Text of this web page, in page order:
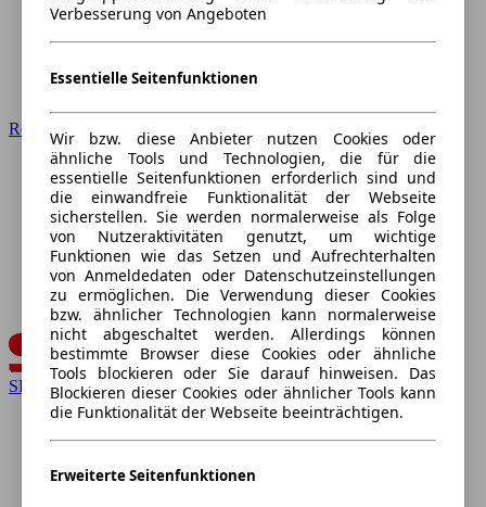
Renault
SEAT
Verbesserung von Angeboten
Essentielle Seitenfunktionen
Wir bzw. diese Anbieter nutzen Cookies oder
ähnliche Tools und Technologien, die für die
essentielle Seitenfunktionen erforderlich sind und
die einwandfreie Funktionalität der Webseite
sicherstellen. Sie werden normalerweise als Folge
von Nutzeraktivitäten genutzt, um wichtige
Funktionen wie das Setzen und Aufrechterhalten
von Anmeldedaten oder Datenschutzeinstellungen
zu ermöglichen. Die Verwendung dieser Cookies
bzw. ähnlicher Technologien kann normalerweise
nicht abgeschaltet werden. Allerdings können
bestimmte Browser diese Cookies oder ähnliche
Tools blockieren oder Sie darauf hinweisen. Das
Blockieren dieser Cookies oder ähnlicher Tools kann
die Funktionalität der Webseite beeinträchtigen.
Erweiterte Seitenfunktionen